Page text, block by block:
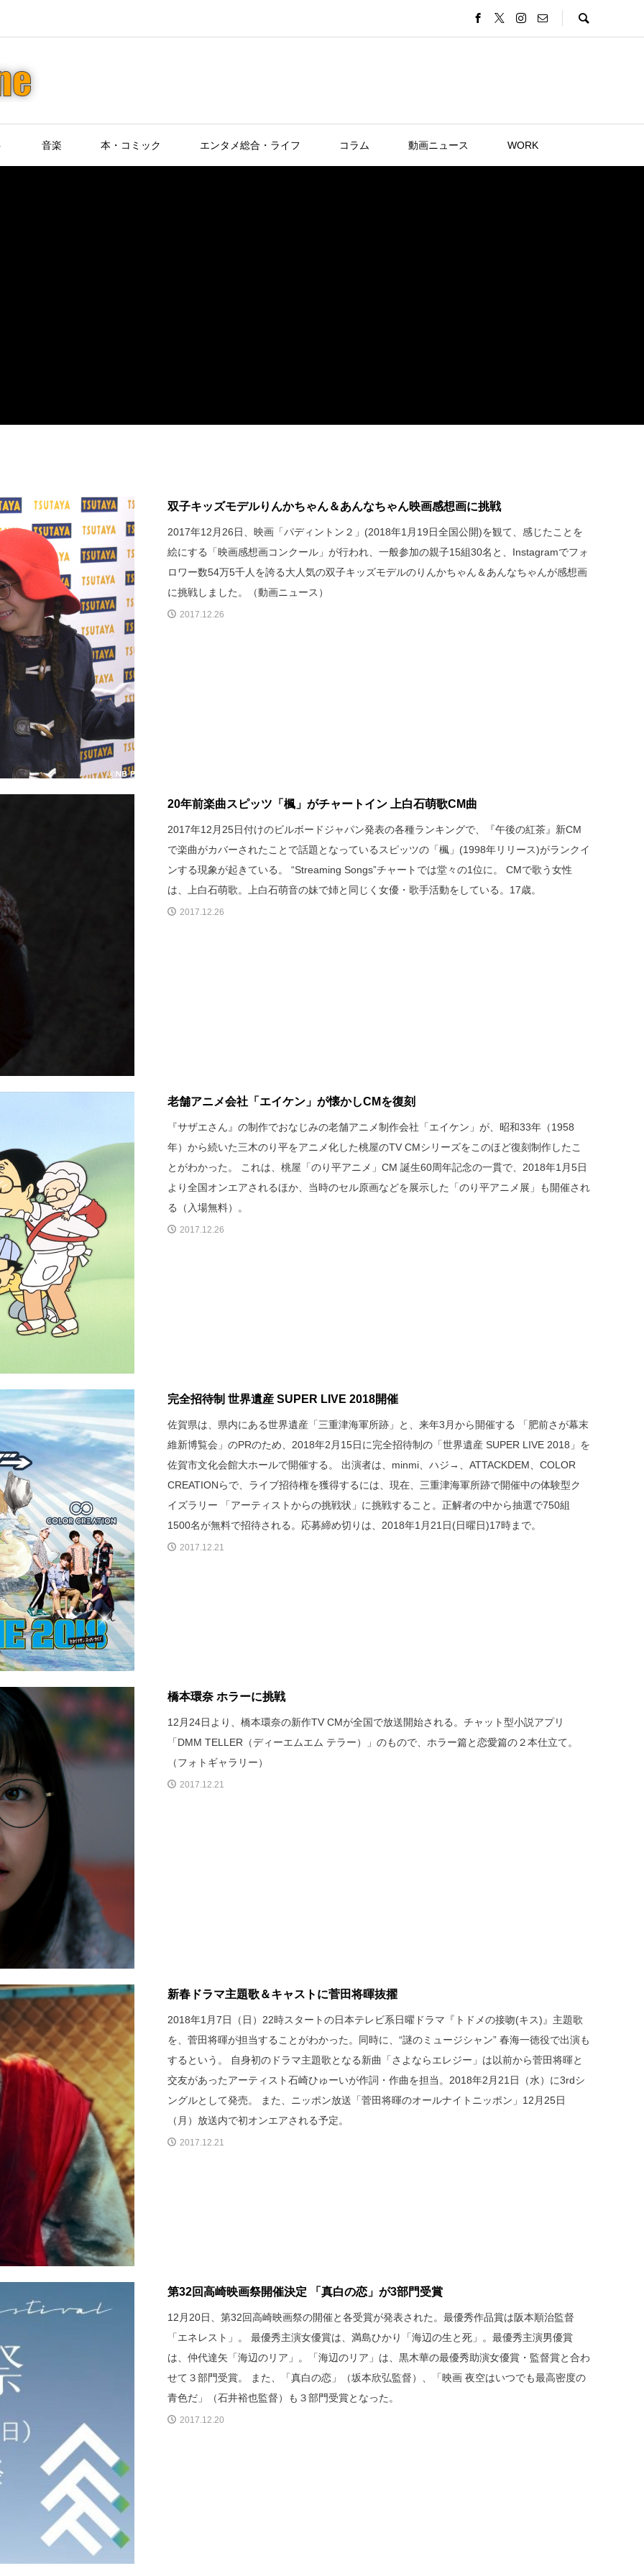
音楽 本・コミック エンタメ総合・ライフ コラム 動画ニュース WORK
双子キッズモデルりんかちゃん＆あんなちゃん映画感想画に挑戦
2017年12月26日、映画「パディントン２」(2018年1月19日全国公開)を観て、感じたことを
絵にする「映画感想画コンクール」が行われ、一般参加の親子15組30名と、Instagramでフォ
ロワー数54万5千人を誇る大人気の双子キッズモデルのりんかちゃん＆あんなちゃんが感想画
に挑戦しました。（動画ニュース）
2017.12.26
20年前楽曲スピッツ「楓」がチャートイン 上白石萌歌CM曲
2017年12月25日付けのビルボードジャパン発表の各種ランキングで、『午後の紅茶』新CM
で楽曲がカバーされたことで話題となっているスピッツの「楓」(1998年リリース)がランクイ
ンする現象が起きている。 “Streaming Songs”チャートでは堂々の1位に。 CMで歌う女性
は、上白石萌歌。上白石萌音の妹で姉と同じく女優・歌手活動をしている。17歳。
2017.12.26
老舗アニメ会社「エイケン」が懐かしCMを復刻
『サザエさん』の制作でおなじみの老舗アニメ制作会社「エイケン」が、昭和33年（1958
年）から続いた三木のり平をアニメ化した桃屋のTV CMシリーズをこのほど復刻制作したこ
とがわかった。 これは、桃屋「のり平アニメ」CM 誕生60周年記念の一貫で、2018年1月5日
より全国オンエアされるほか、当時のセル原画などを展示した「のり平アニメ展」も開催され
る（入場無料）。
2017.12.26
完全招待制 世界遺産 SUPER LIVE 2018開催
佐賀県は、県内にある世界遺産「三重津海軍所跡」と、来年3月から開催する 「肥前さが幕末
維新博覧会」のPRのため、2018年2月15日に完全招待制の「世界遺産 SUPER LIVE 2018」を
佐賀市文化会館大ホールで開催する。 出演者は、minmi、ハジ→、ATTACKDEM、COLOR
CREATIONらで、ライブ招待権を獲得するには、現在、三重津海軍所跡で開催中の体験型ク
イズラリー 「アーティストからの挑戦状」に挑戦すること。正解者の中から抽選で750組
1500名が無料で招待される。応募締め切りは、2018年1月21日(日曜日)17時まで。
2017.12.21
橋本環奈 ホラーに挑戦
12月24日より、橋本環奈の新作TV CMが全国で放送開始される。チャット型小説アプリ
「DMM TELLER（ディーエムエム テラー）」のもので、ホラー篇と恋愛篇の２本仕立て。
（フォトギャラリー）
2017.12.21
新春ドラマ主題歌＆キャストに菅田将暉抜擢
2018年1月7日（日）22時スタートの日本テレビ系日曜ドラマ『トドメの接吻(キス)』主題歌
を、菅田将暉が担当することがわかった。同時に、“謎のミュージシャン” 春海一徳役で出演も
するという。 自身初のドラマ主題歌となる新曲「さよならエレジー」は以前から菅田将暉と
交友があったアーティスト石崎ひゅーいが作詞・作曲を担当。2018年2月21日（水）に3rdシ
ングルとして発売。 また、ニッポン放送「菅田将暉のオールナイトニッポン」12月25日
（月）放送内で初オンエアされる予定。
2017.12.21
第32回高崎映画祭開催決定 「真白の恋」が3部門受賞
12月20日、第32回高崎映画祭の開催と各受賞が発表された。最優秀作品賞は阪本順治監督
「エネレスト」。 最優秀主演女優賞は、満島ひかり「海辺の生と死」。最優秀主演男優賞
は、仲代達矢「海辺のリア」。「海辺のリア」は、黒木華の最優秀助演女優賞・監督賞と合わ
せて３部門受賞。 また、「真白の恋」（坂本欣弘監督）、「映画 夜空はいつでも最高密度の
青色だ」（石井裕也監督）も３部門受賞となった。
2017.12.20